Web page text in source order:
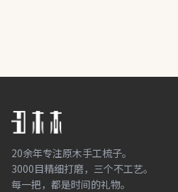
20余年专注原木手工梳子。
3000目精细打磨，三个不工艺。
每一把，都是时间的礼物。